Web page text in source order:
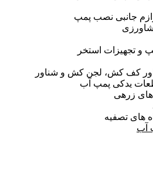
جانبی نصب پمپ
و تجهیزات استخر
کف کش، لجن کش و شناور
یدکی پمپ آب
زرهی
های تصفیه
آب